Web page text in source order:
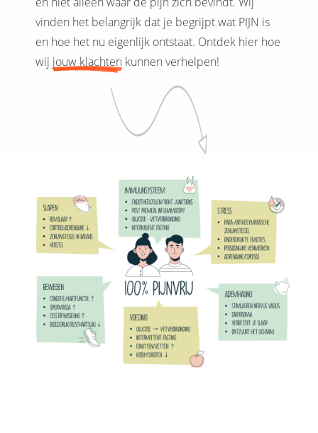
vinden het belangrijk dat je begrijpt wat PIJN is
en hoe het nu eigenlijk ontstaat. Ontdek hier hoe
wij jouw klachten kunnen verhelpen!